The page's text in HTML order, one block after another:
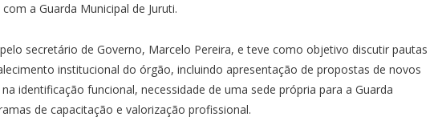
a Guarda Municipal de Juruti.
secretário de Governo, Marcelo Pereira, e teve como objetivo discutir pautas
institucional do órgão, incluindo apresentação de propostas de novos
identificação funcional, necessidade de uma sede própria para a Guarda
de capacitação e valorização profissional.